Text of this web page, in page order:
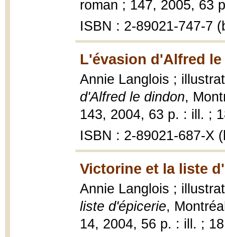
roman ; 147, 2005, 63
ISBN : 2-89021-747-7
L'évasion d'Alfred
Annie Langlois ;
d'Alfred le dindon,
143, 2004, 63 p. : ill. ;
ISBN : 2-89021-687-X
Victorine et la liste
Annie Langlois ;
liste d'épicerie,
14, 2004, 56 p. : ill. ;